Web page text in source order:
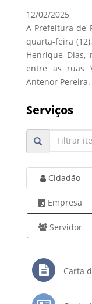
12/02/2025
A Prefeitura de
quarta-feira
Henrique Dias,
entre as ruas
Antenor Pereira.
Serviços
Cidadão
Empresa
Servidor
Carta